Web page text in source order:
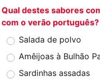
Qual destes sabores
com o verão português?
Salada de polvo
Amêijoas à Bulhão
Sardinhas assadas